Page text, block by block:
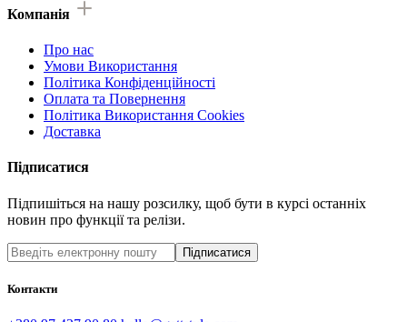
Компанія
Про нас
Умови Використання
Політика Конфіденційності
Оплата та Повернення
Політика Використання Cookies
Доставка
Підписатися
Підпишіться на нашу розсилку, щоб бути в курсі останніх
новин про функції та релізи.
Підписатися
Контакти